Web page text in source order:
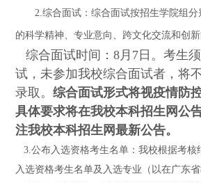
2.综合面试：综合面试按招生学院组
的科学精神、专业意向、跨文化交流和创新
综合面试时间：8月 7 日。考生
试，未参加我校综合面试者，将
录取。综合面试形式将视疫情防
具体要求将在我校本科招生网公
注我校本科招生网最新公告。
3.公布入选资格考生名单：我校根据考核
入选资格考生名单及入选专业（以在广东